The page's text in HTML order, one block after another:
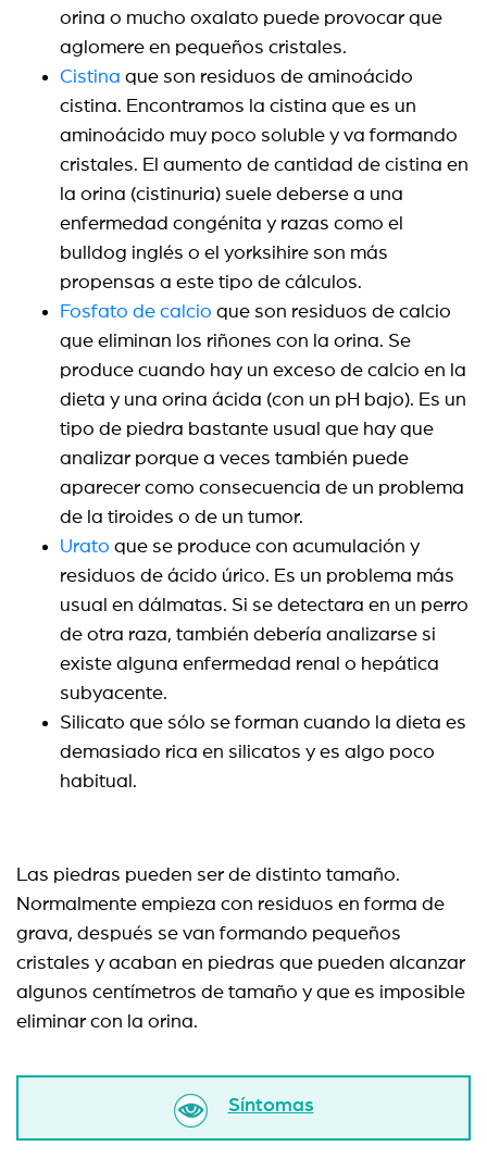
orina o mucho oxalato puede provocar que
aglomere en pequeños cristales.
Cistina que son residuos de aminoácido
cistina. Encontramos la cistina que es un
aminoácido muy poco soluble y va formando
cristales. El aumento de cantidad de cistina en
la orina (cistinuria) suele deberse a una
enfermedad congénita y razas como el
bulldog inglés o el yorksihire son más
propensas a este tipo de cálculos.
Fosfato de calcio que son residuos de calcio
que eliminan los riñones con la orina. Se
produce cuando hay un exceso de calcio en la
dieta y una orina ácida (con un pH bajo). Es un
tipo de piedra bastante usual que hay que
analizar porque a veces también puede
aparecer como consecuencia de un problema
de la tiroides o de un tumor.
Urato que se produce con acumulación y
residuos de ácido úrico. Es un problema más
usual en dálmatas. Si se detectara en un perro
de otra raza, también debería analizarse si
existe alguna enfermedad renal o hepática
subyacente.
Silicato que sólo se forman cuando la dieta es
demasiado rica en silicatos y es algo poco
habitual.
Las piedras pueden ser de distinto tamaño.
Normalmente empieza con residuos en forma de
grava, después se van formando pequeños
cristales y acaban en piedras que pueden alcanzar
algunos centímetros de tamaño y que es imposible
eliminar con la orina.
Síntomas